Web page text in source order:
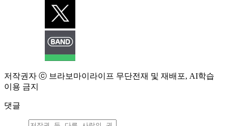
저작권자 ⓒ 브라보마이라이프 무단전재 및 재배포, AI학습
이용 금지
댓글